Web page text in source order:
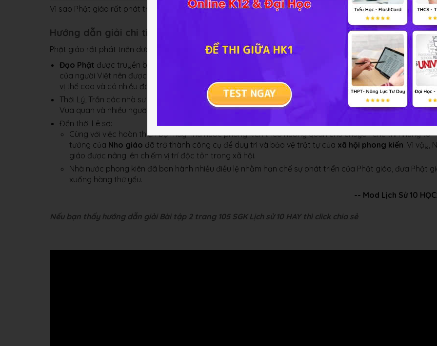
Vì sao Phật giáo rất phát triển thời Lý, Trần nhưng đến thời Lê lại không phát triển?
Hướng dẫn giải chi tiết
Phật giáo rất phát triển dưới thời đến thờiLê sơlại không phát triển vì:
Đạo Phật được truyền bá vào nước ta từ rất sớm, những tư tưởng của Phật giáo phù hợp với truyền
của người Việt nên được tiếp thu và phổ biến rộng rãi, dần dần có ảnh hưởng kín trong xã hội. Các nhà
vị thế cao và có nhiều đóng góp cho đất nước.
Thời Lý, Trần các nhà sư dược triều đình tôn trọng, được tham gia vào bàn bạc các công việc của đất
Vua quan và nhiều người theo đạo Phật,
chùa chiềnđược xây dựng ở khắp nơi.
Đến thời Lê sơ:
Cùng với việc hoàn thiện bộ máy nhà nước phong kiến theo hướng quân chủ chuyên chế thì những tư
tưởng của Nho giáo đã trở thành công cụ để duy trì và bảo vệ trật tự của xã hội phong kiến. Vì vậy,
giáo được nâng lên chiếm vị trí độc tôn trong xã hội.
Nhà nước phong kiên đã ban hành nhiều điều lệ nhằm hạn chế sự phát triển của Phật giáo, đưa Phật
xuống hàng thứ yếu.
-- Mod Lịch Sử 10
Nếu bạn thấy hướng dẫn giải Bài tập 2 trang 105 SGK Lịch sử 10 HAY thì click chia sẻ